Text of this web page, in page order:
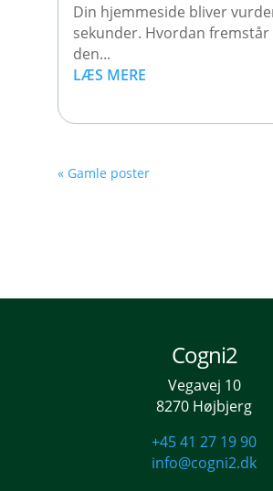
Din hjemmeside bliver
sekunder. Hvordan fremstår
den...
LÆS MERE
« Gamle poster
Cogni2
Vegavej 10
8270 Højbjerg
+45 41 27 19 90
info@cogni2.dk